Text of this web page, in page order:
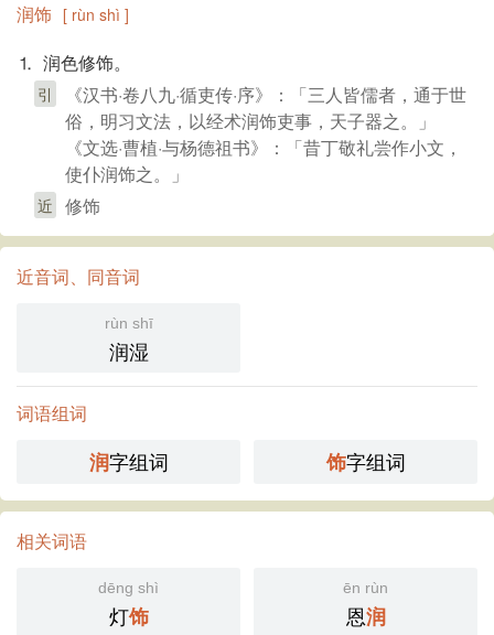
润饰 [ rùn shì ]
⒈ 润色修饰。
引
《汉书·卷八九·循吏传·序》：「三人皆儒者，通于世
俗，明习文法，以经术润饰吏事，天子器之。」
《文选·曹植·与杨德祖书》：「昔丁敬礼尝作小文，
使仆润饰之。」
近 修饰
近音词、同音词
rùn shī
润湿
词语组词
润字组词 饰字组词
相关词语
dēng shì
灯饰
ēn rùn
恩润